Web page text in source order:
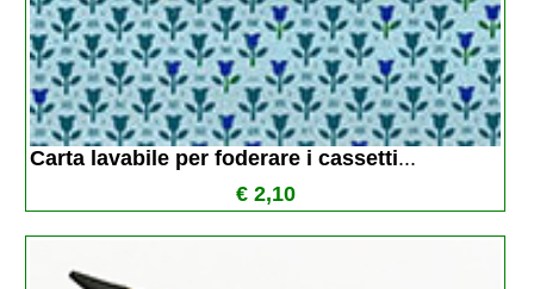
Carta lavabile per foderare i cassetti...
€ 2,10